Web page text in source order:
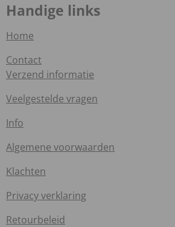
Handige links
Home
Contact
Verzend informatie
Veelgestelde vragen
Info
Algemene voorwaarden
Klachten
Privacy verklaring
Retourbeleid